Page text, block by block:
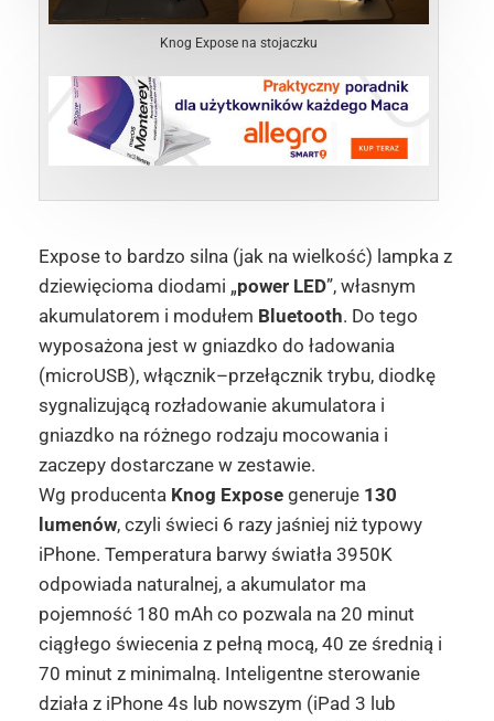
Knog Expose na stojaczku
Expose to bardzo silna (jak na wielkość) lampka z
dziewięcioma diodami „power LED”, własnym
akumulatorem i modułem Bluetooth. Do tego
wyposażona jest w gniazdko do ładowania
(microUSB), włącznik–przełącznik trybu, diodkę
sygnalizującą rozładowanie akumulatora i
gniazdko na różnego rodzaju mocowania i
zaczepy dostarczane w zestawie.
Wg producenta Knog Exposegeneruje 130
lumenów, czyli świeci 6 razy jaśniej niż typowy
iPhone. Temperatura barwy światła 3950K
odpowiada naturalnej, a akumulator ma
pojemność 180 mAh co pozwala na 20 minut
ciągłego świecenia z pełną mocą, 40 ze średnią i
70 minut z minimalną. Inteligentne sterowanie
działa z iPhone 4s lub nowszym (iPad 3 lub